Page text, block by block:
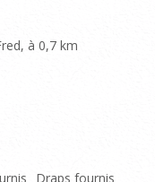
à 0,7 km
Draps fournis